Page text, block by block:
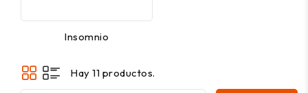
Insomnio
Hay 11 productos.